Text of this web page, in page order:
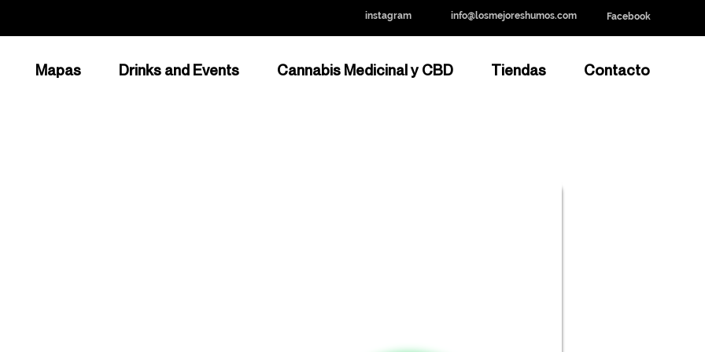
instagram info@losmejoreshumos.com Facebook
Mapas Drinks and Events Cannabis Medicinal y CBD Tiendas Contacto